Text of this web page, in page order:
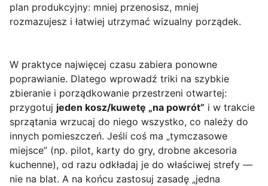
plan produkcyjny: mniej przenosisz, mniej
rozmazujesz i łatwiej utrzymać wizualny porządek.
W praktyce najwięcej czasu zabiera ponowne
poprawianie. Dlatego wprowadź triki na szybkie
zbieranie i porządkowanie przestrzeni otwartej:
przygotuj jeden kosz/kuwetę „na powrót” i w trakcie
sprzątania wrzucaj do niego wszystko, co należy do
innych pomieszczeń. Jeśli coś ma „tymczasowe
miejsce” (np. pilot, karty do gry, drobne akcesoria
kuchenne), od razu odkładaj je do właściwej strefy —
nie na blat. A na końcu zastosuj zasadę „jedna